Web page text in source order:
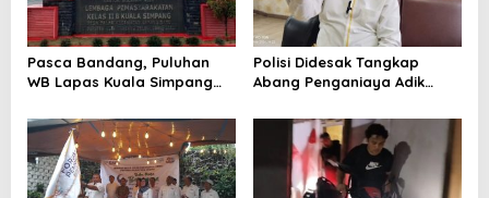
Pasca Bandang, Puluhan
WB Lapas Kuala Simpang
Kembali
Polisi Didesak Tangkap
Abang Penganiaya Adik